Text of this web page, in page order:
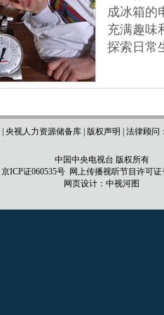
成冰箱的
充满趣味
探索日常
央视人力资源储备库| 版权声明 法律顾问
中国中央电视台 版权所有
京ICP证060535号 网上传播视听节目许可证
网页设计： 中视河图